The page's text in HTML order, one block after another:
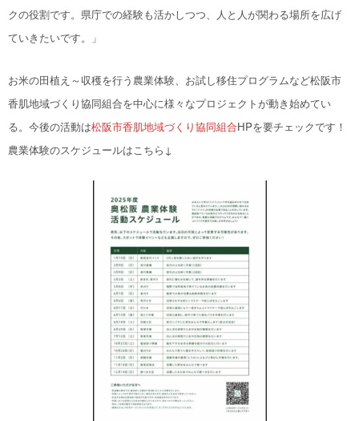
クの役割です。 県庁での経験も活かしつつ、人と人が関わる場所を広げ
ていきたいです。」
お米の田植え～収穫を行う農業体験、お試し移住プログラムなど松阪市
香肌地域づくり協同組合を中心に様々なプロジェクトが動き始めてい
る。 今後の活動は松阪市香肌地域づくり協同組合HPを要チェックです！
農業体験のスケジュールはこちら↓